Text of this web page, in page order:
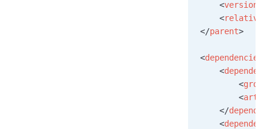
    <
version
    <
</parent>
<dependencies
    <
        <
        <
    </
    <